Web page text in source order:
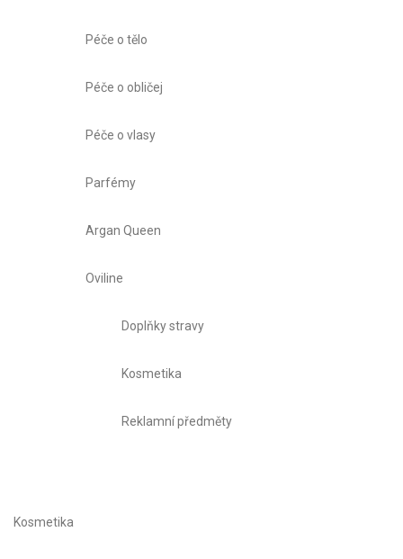
Péče o tělo
Péče o obličej
Péče o vlasy
Parfémy
Argan Queen
Oviline
Doplňky stravy
Kosmetika
Reklamní předměty
Kosmetika